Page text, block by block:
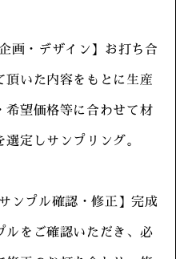
画・デザイン】お打ち合
頂いた内容をもとに生産
希望価格等に合わせて材
選定しサンプリング。
ンプル確認・修正】完成
ルをご確認いただき、必